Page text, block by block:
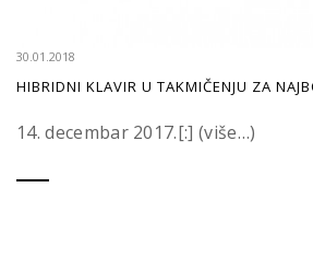
30.01.2018
HIBRIDNI KLAVIR U TAKMIČENJU ZA
14. decembar 2017.[:] (više…)